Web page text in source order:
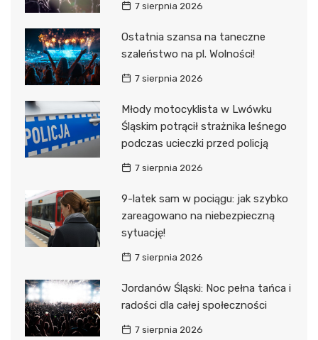
7 sierpnia 2026
Ostatnia szansa na taneczne
szaleństwo na pl. Wolności!
7 sierpnia 2026
Młody motocyklista w Lwówku
Śląskim potrącił strażnika leśnego
podczas ucieczki przed policją
7 sierpnia 2026
9-latek sam w pociągu: jak szybko
zareagowano na niebezpieczną
sytuację!
7 sierpnia 2026
Jordanów Śląski: Noc pełna tańca i
radości dla całej społeczności
7 sierpnia 2026